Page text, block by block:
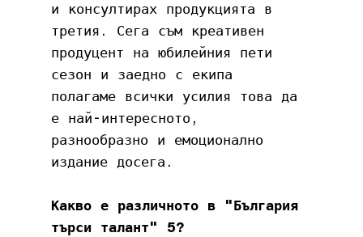
и консултирах продукцията в
третия. Сега съм креативен
продуцент на юбилейния пети
сезон и заедно с екипа
полагаме всички усилия това да
е най-интересното,
разнообразно и емоционално
издание досега.
Какво е различното в "България
търси талант" 5?